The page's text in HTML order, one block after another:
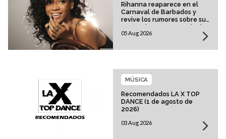
Rihanna reaparece en el
Carnaval de Barbados y
revive los rumores sobre su
esperado regreso musical
05 Aug 2026
Recomendados LA X TOP
DANCE (1 de agosto de
2026)
MÚSICA
03 Aug 2026